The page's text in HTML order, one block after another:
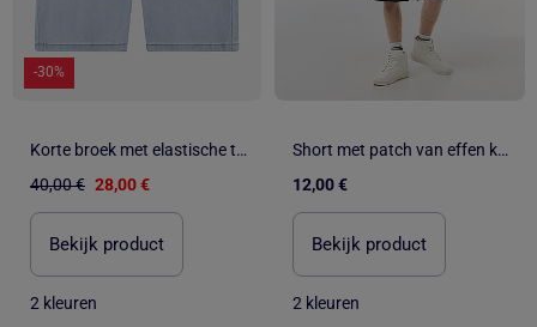
-30%
Korte broek met elastische tailleband - Levi's Kids
40,00 € 28,00 €
Bekijk product
2 kleuren
Short met patch van effen katoen
12,00 €
Bekijk product
2 kleuren